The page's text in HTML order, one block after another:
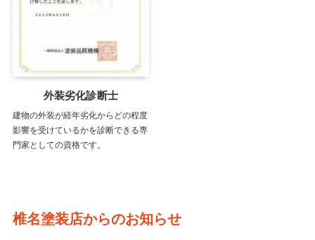
外装劣化診断士
建物の外装が経年劣化からどの程度
影響を受けているかを診断できる専
門家としての資格です。
椎名塗装店からのお知らせ